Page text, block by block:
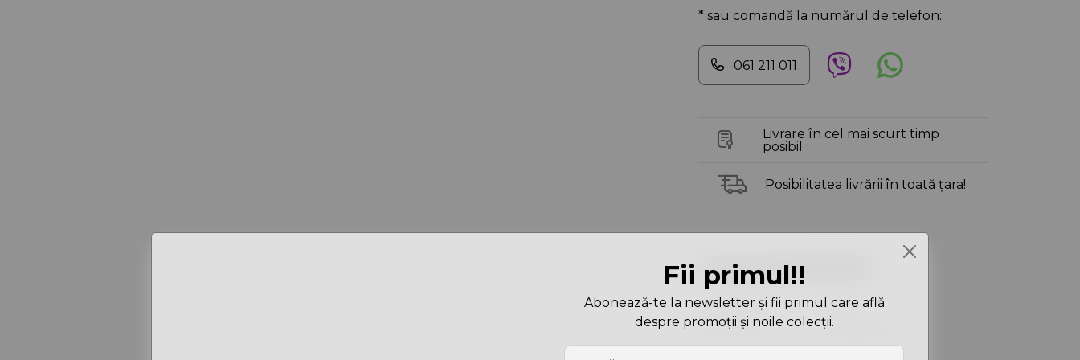
* sau comandă la numărul de telefon:
061 211 011
Livrare în cel mai scurt timp
posibil
Posibilitatea livrării în toată țara!
Caracteristici
Culoare
Tan
Dimensiuni
16X36X29 cm
Fii primul!!
Abonează-te la newsletter și fii primul care află
despre promoții și noile colecții.